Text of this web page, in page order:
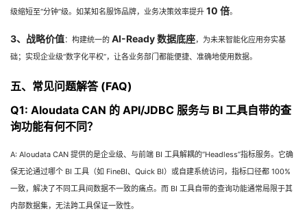
级缩短至“分钟”级。如某知名服饰品牌，业务决策效率提升 10 倍。
3、战略价值：构建统一的 AI-Ready 数据底座，为未来智能化应用夯实基
础；实现企业级“数字化平权”，让各业务部门都能便捷、准确地使用数据。
五、常见问题解答 (FAQ)
Q1: Aloudata CAN 的 API/JDBC 服务与 BI 工具自带的查
询功能有何不同？
A: Aloudata CAN 提供的是企业级、与前端 BI 工具解耦的“Headless”指标服务。它确
保无论通过哪个 BI 工具（如 FineBI、Quick BI）或自建系统访问，指标口径都 100%
一致，解决了不同工具间数据不一致的痛点。而 BI 工具自带的查询功能通常局限于其
内部数据集，无法跨工具保证一致性。